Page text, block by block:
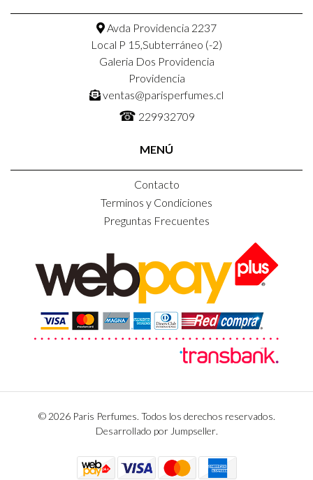
Avda Providencia 2237
Local P 15,Subterráneo (-2)
Galeria Dos Providencia
Providencia
ventas@parisperfumes.cl
☎ 229932709
MENÚ
Contacto
Terminos y Condiciones
Preguntas Frecuentes
© 2026 Paris Perfumes. Todos los derechos reservados.
Desarrollado por Jumpseller.